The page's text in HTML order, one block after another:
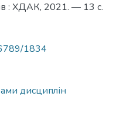
: ХДАК, 2021. — 13 с.
1834
дисциплін